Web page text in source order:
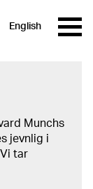
English
Munchs
jevnlig i
tar